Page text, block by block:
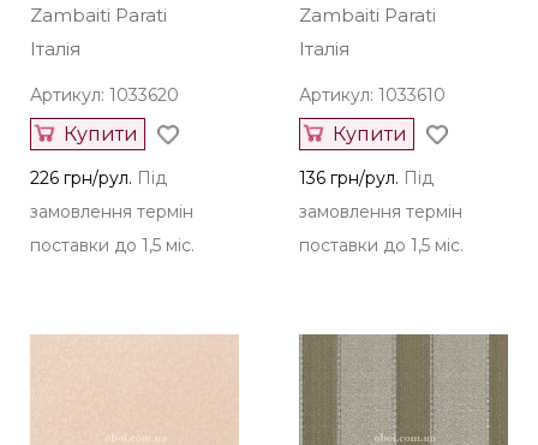
Zambaiti Parati
Італія
Артикул: 1033620
Купити
226 грн/рул. Під
замовлення термін
поставки до 1,5 міс.
Zambaiti Parati
Італія
Артикул: 1033610
Купити
136 грн/рул. Під
замовлення термін
поставки до 1,5 міс.